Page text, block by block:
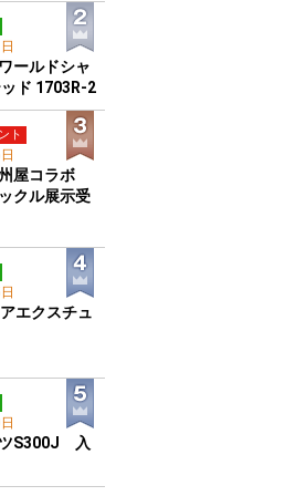
ールドシャ
ド 1703R-2
ト
屋コラボ
クル展示受
エクスチュ
ツS300J 入